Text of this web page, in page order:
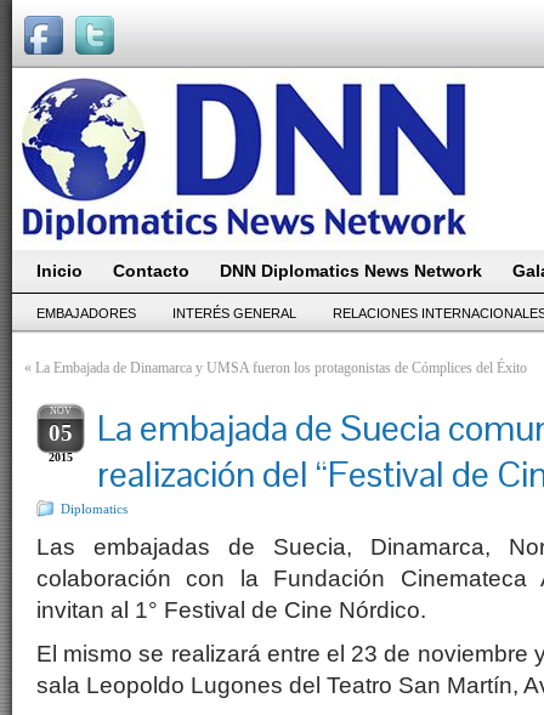
Inicio Contacto DNN Diplomatics News Network
EMBAJADORES INTERÉS GENERAL RELACIONES
« La Embajada de Dinamarca y UMSA fueron los protagonistas de Cómplices del Éxito
NOV
05
2015
La embajada de Suecia
realización del “Festival de
Diplomatics
Las embajadas de Suecia, Dinamarca,
colaboración con la Fundación Cinemateca
invitan al 1° Festival de Cine Nórdico.
El mismo se realizará entre el 23 de noviembre
sala Leopoldo Lugones del Teatro San Martín,